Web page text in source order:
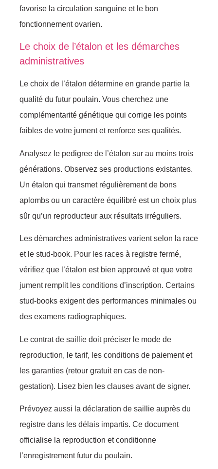
favorise la circulation sanguine et le bon
fonctionnement ovarien.
Le choix de l’étalon et les démarches
administratives
Le choix de l’étalon détermine en grande partie la
qualité du futur poulain. Vous cherchez une
complémentarité génétique qui corrige les points
faibles de votre jument et renforce ses qualités.
Analysez le pedigree de l’étalon sur au moins trois
générations. Observez ses productions existantes.
Un étalon qui transmet régulièrement de bons
aplombs ou un caractère équilibré est un choix plus
sûr qu’un reproducteur aux résultats irréguliers.
Les démarches administratives varient selon la race
et le stud-book. Pour les races à registre fermé,
vérifiez que l’étalon est bien approuvé et que votre
jument remplit les conditions d’inscription. Certains
stud-books exigent des performances minimales ou
des examens radiographiques.
Le contrat de saillie doit préciser le mode de
reproduction, le tarif, les conditions de paiement et
les garanties (retour gratuit en cas de non-
gestation). Lisez bien les clauses avant de signer.
Prévoyez aussi la déclaration de saillie auprès du
registre dans les délais impartis. Ce document
officialise la reproduction et conditionne
l’enregistrement futur du poulain.